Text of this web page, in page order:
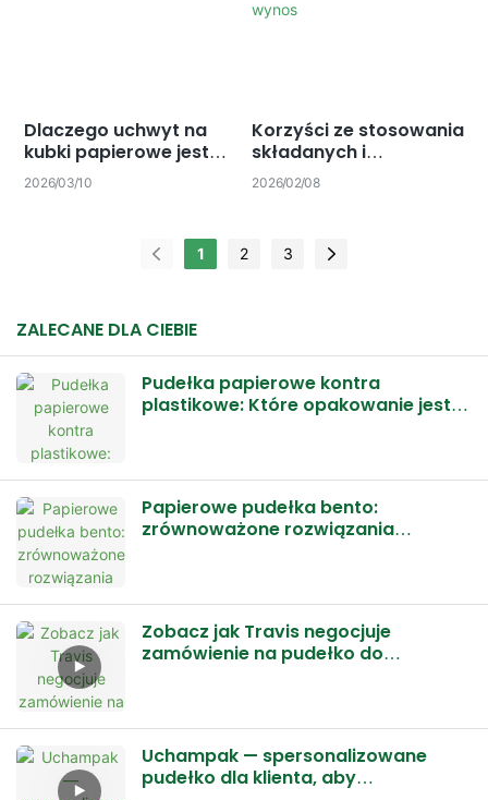
Dlaczego uchwyt na
kubki papierowe jest
idealny do pakowania
dań na wynos?
20260310
Korzyści ze stosowania
składanych i
szczelnych pudełek na
jedzenie na wynos
20260208
1 2 3
ZALECANE DLA CIEBIE
Pudełka papierowe kontra
plastikowe: Które opakowanie jest
Papierowe pudełka bento:
zrównoważone rozwiązania
Zobacz jak Travis negocjuje
zamówienie na pudełko do
Uchampak — spersonalizowane
pudełko dla klienta, aby